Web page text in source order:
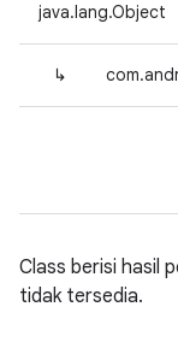
java.lang.Object
↳
Class berisi hasil
tidak tersedia.